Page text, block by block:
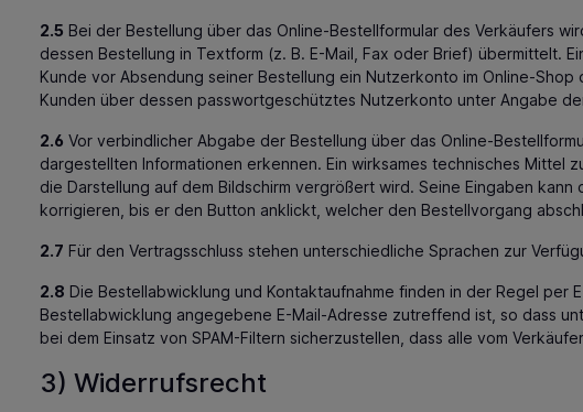
2.5 Bei der Bestellung über das Online-Bestellformular des Verkäufers
dessen Bestellung in Textform (z. B. E-Mail, Fax oder Brief) übermittelt.
Kunde vor Absendung seiner Bestellung ein Nutzerkonto im Online-
Kunden über dessen passwortgeschütztes Nutzerkonto unter Angabe
2.6 Vor verbindlicher Abgabe der Bestellung über das Online-
dargestellten Informationen erkennen. Ein wirksames technisches Mittel
die Darstellung auf dem Bildschirm vergrößert wird. Seine Eingaben
korrigieren, bis er den Button anklickt, welcher den Bestellvorgang
2.7 Für den Vertragsschluss stehen unterschiedliche Sprachen zur
2.8 Die Bestellabwicklung und Kontaktaufnahme finden in der Regel
Bestellabwicklung angegebene E-Mail-Adresse zutreffend ist, so dass
bei dem Einsatz von SPAM-Filtern sicherzustellen, dass alle vom
3) Widerrufsrecht